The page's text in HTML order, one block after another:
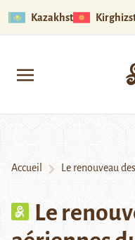
Kazakhstan
Accueil Le renouveau
Le